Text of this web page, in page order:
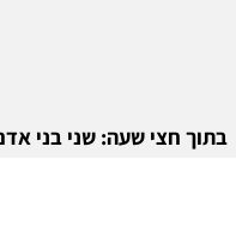
בתוך חצי שעה: שני בני